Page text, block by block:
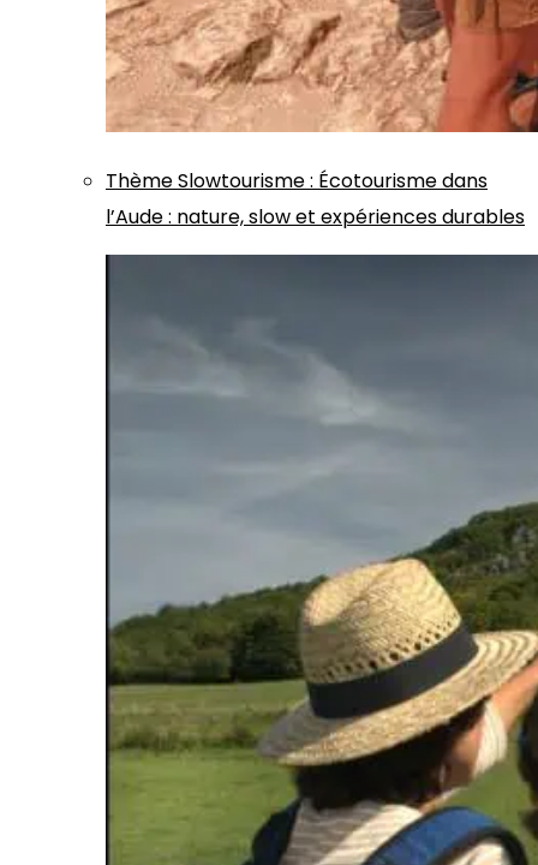
ThèmeSlowtourisme: Écotourisme dans
l’Aude : nature, slow et expériences durables